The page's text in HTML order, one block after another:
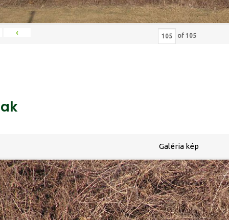
‹ of 105
Galéria kép